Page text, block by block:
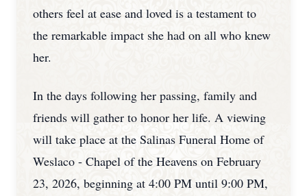
others feel at ease and loved is a testament to
the remarkable impact she had on all who knew
her.
In the days following her passing, family and
friends will gather to honor her life. A viewing
will take place at the Salinas Funeral Home of
Weslaco - Chapel of the Heavens on February
23, 2026, beginning at 4:00 PM until 9:00 PM,